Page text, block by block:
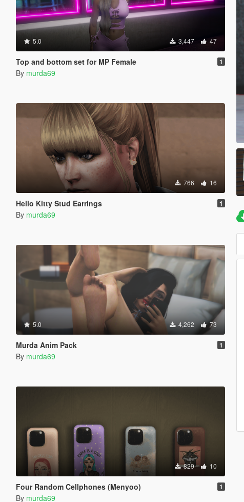
5.0 3,447 47
Top and bottom set for MP Female 1
By murda69
766 16
Hello Kitty Stud Earrings 1
By murda69
5.0 4,262 73
Murda Anim Pack 1
By murda69
829 10
Four Random Cellphones (Menyoo) 1
By murda69